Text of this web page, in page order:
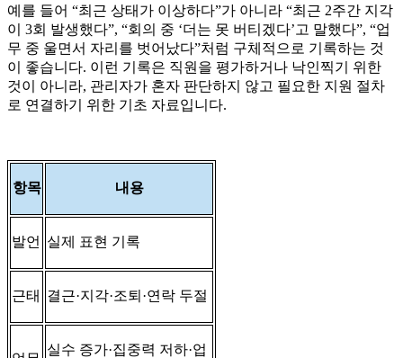
예를 들어 “최근 상태가 이상하다”가 아니라 “최근 2주간 지각
이 3회 발생했다”, “회의 중 ‘더는 못 버티겠다’고 말했다”, “업
무 중 울면서 자리를 벗어났다”처럼 구체적으로 기록하는 것
이 좋습니다. 이런 기록은 직원을 평가하거나 낙인찍기 위한
것이 아니라, 관리 자가 혼자 판단하지 않고 필요한 지원 절차
로 연결하기 위한 기초 자료입니다.
항목 내용
발언 실제 표현 기록
근태 결근·지각·조퇴·연락 두절
실수 증가·집중력 저하·업